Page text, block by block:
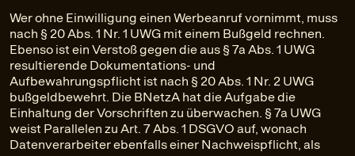
Wer ohne Einwilligung einen Werbeanruf vornimmt, muss
nach § 20 Abs. 1 Nr. 1 UWG mit einem Bußgeld rechnen.
Ebenso ist ein Verstoß gegen die aus § 7a Abs. 1 UWG
resultierende Dokumentations- und
Aufbewahrungspflicht ist nach § 20 Abs. 1 Nr. 2 UWG
bußgeldbewehrt. Die BNetzA hat die Aufgabe die
Einhaltung der Vorschriften zu überwachen. § 7a UWG
weist Parallelen zu Art. 7 Abs. 1 DSGVO auf, wonach
Datenverarbeiter ebenfalls einer Nachweispflicht, als